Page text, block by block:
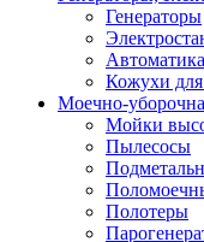
Генераторы
Кожухи для
Моечно-
Мойки
Пылесосы
Полотеры